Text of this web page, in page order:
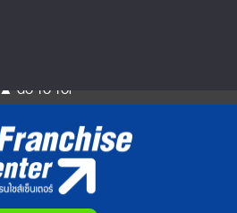
▲ GO TO TOP